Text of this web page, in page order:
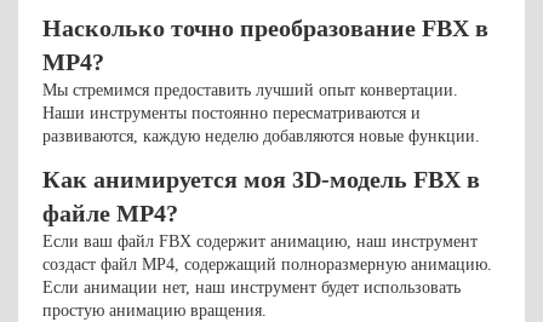
Насколько точно преобразование FBX в
MP4?
Мы стремимся предоставить лучший опыт конвертации.
Наши инструменты постоянно пересматриваются и
развиваются, каждую неделю добавляются новые функции.
Как анимируется моя 3D-модель FBX в
файле MP4?
Если ваш файл FBX содержит анимацию, наш инструмент
создаст файл MP4, содержащий полноразмерную анимацию.
Если анимации нет, наш инструмент будет использовать
простую анимацию вращения.